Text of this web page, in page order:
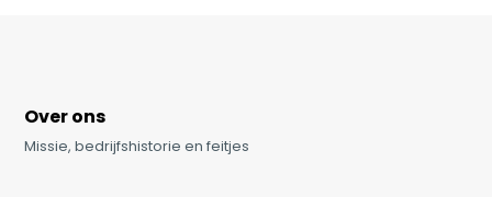
Over ons
Missie, bedrijfshistorie en feitjes